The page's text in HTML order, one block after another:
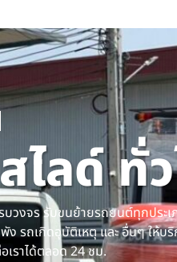
ไลด์ ทั่
วงจร รับขนย้ายรถยนต์ทุกประเ
ง รถเกิดอุบัติเหตุ และ อื่นๆ ให้บ
เราได้ตลอด 24 ชม.